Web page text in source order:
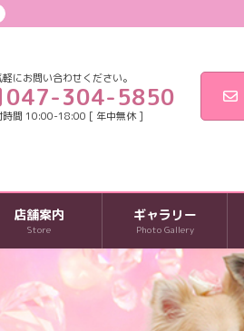
軽にお問い合わせください。
047-304-5850
時間 10:00-18:00 [ 年中無休 ]
店舗案内
Store
ギャラリー
Photo Gallery